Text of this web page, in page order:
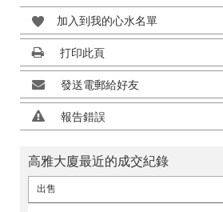
加入到我的心水名單
打印此頁
發送電郵給好友
報告錯誤
高雅大廈最近的成交紀錄
出售